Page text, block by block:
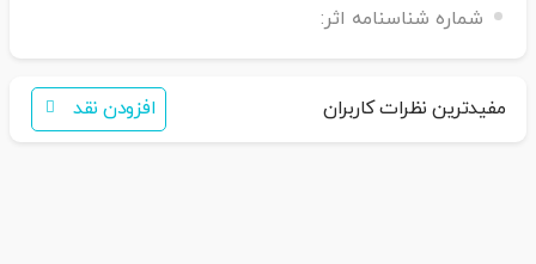
فقط کافی است نام محصول را به سامانه
شماره شناسنامه اثر:
مفیدترین نظرات کاربران افزودن نقد